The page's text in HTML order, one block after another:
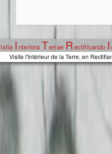
isita I nteriora Terrae Rectificando I
Visite l'Intérieur de la Terre, en